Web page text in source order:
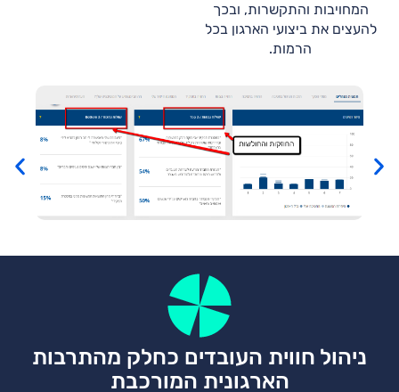
המחויבות והתקשרות, ובכך
להעצים את ביצועי הארגון בכל
הרמות.
ניהול חווית העובדים כחלק מהתרבות
הארגונית המורכבת